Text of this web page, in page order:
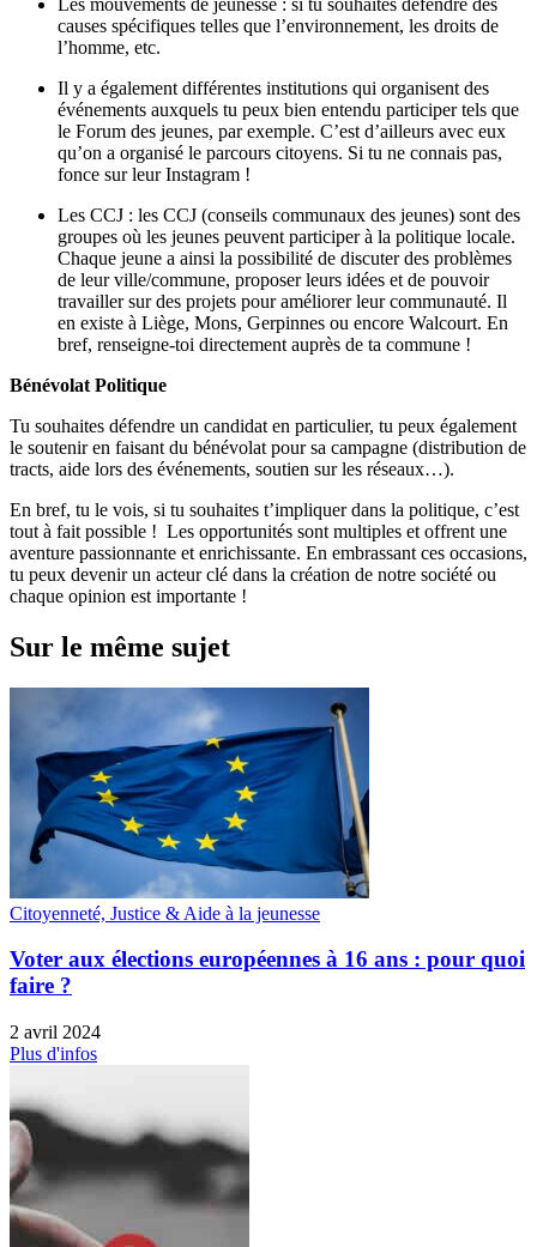
causes spécifiques telles que l’environnement, les droits de
l’homme, etc.
Il y a également différentes institutions qui organisent des
événements auxquels tu peux bien entendu participer tels que
le Forum des jeunes, par exemple. C’est d’ailleurs avec eux
qu’on a organisé le parcours citoyens. Si tu ne connais pas,
fonce sur leur Instagram !
Les CCJ : les CCJ (conseils communaux des jeunes) sont des
groupes où les jeunes peuvent participer à la politique locale.
Chaque jeune a ainsi la possibilité de discuter des problèmes
de leur ville/commune, proposer leurs idées et de pouvoir
travailler sur des projets pour améliorer leur communauté. Il
en existe à Liège, Mons, Gerpinnes ou encore Walcourt. En
bref, renseigne-toi directement auprès de ta commune !
Bénévolat Politique
Tu souhaites défendre un candidat en particulier, tu peux également
le soutenir en faisant du bénévolat pour sa campagne (distribution de
tracts, aide lors des événements, soutien sur les réseaux…).
En bref, tu le vois, si tu souhaites t’impliquer dans la politique, c’est
tout à fait possible ! Les opportunités sont multiples et offrent une
aventure passionnante et enrichissante. En embrassant ces occasions,
tu peux devenir un acteur clé dans la création de notre société ou
chaque opinion est importante !
Sur le même sujet
Citoyenneté, Justice & Aide à la jeunesse
Voter aux élections européennes à 16 ans : pour quoi
faire ?
2 avril 2024
Plus d'infos